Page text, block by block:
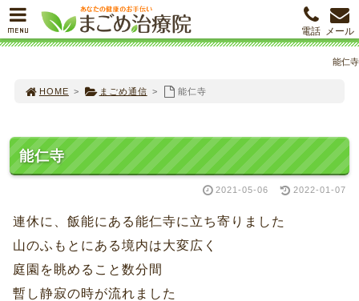
能仁寺
HOME > まごめ通信 > 能仁寺
能仁寺
2021-05-06 2022-01-07
連休に、飯能にある能仁寺に立ち寄りました
山のふもとにある境内は大変広く
庭園を眺めること数分間
暫し静寂の時が流れました
MENU メール
電話